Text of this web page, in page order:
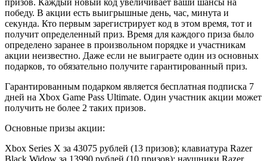
победу. В акции есть выигрышные день, час, минута и
секунда. Кто первым зарегистрирует код в этом время, тот и
получит определенный приз. Время для каждого приза было
определено заранее в произвольном порядке и участникам
акции неизвестно. Даже если не выиграете один из основных
подарков, то обязательно получите гарантированный приз.
Гарантированным подарком является бесплатная подписка 7
дней на Xbox Game Pass Ultimate. Один участник акции может
получить не более 2 таких призов.
Основные призы акции:
Xbox Series X за 43075 рублей (13 призов); клавиатура Razer
Black Widow за 13990 рублей (10 призов); наушники Razer